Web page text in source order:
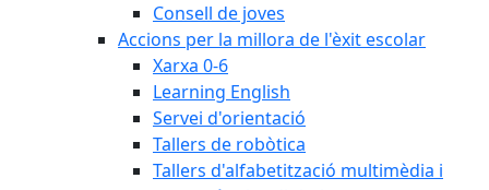
Consell de joves
Accions per la millora de l'èxit escolar
Xarxa 0-6
Learning English
Servei d'orientació
Tallers de robòtica
Tallers d'alfabetització multimèdia i